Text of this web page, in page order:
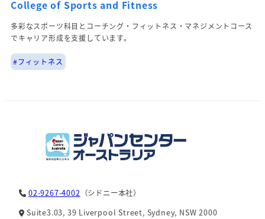
College of Sports and Fitness
多彩なスポーツ科目とコーチング・フィットネス・マネジメントコース
でキャリア形成を支援しています。
#フィットネス
02-9267-4002 （シドニー本社）
Suite3.03, 39 Liverpool Street, Sydney, NSW 2000